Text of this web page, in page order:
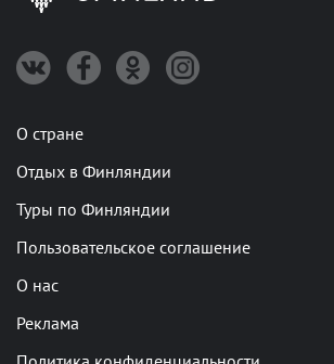
О стране
Отдых в Финляндии
Туры по Финляндии
Пользовательское соглашение
О нас
Реклама